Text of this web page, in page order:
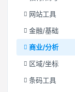
网站工具
金融/基础
商业/分析
区域/坐标
条码工具